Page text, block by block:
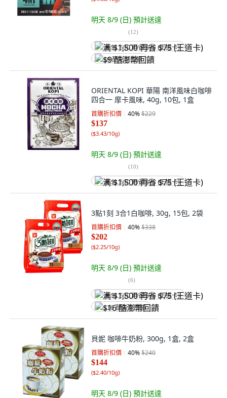
明天 8/9 (日) 預計送達
(12)
满 $1,500 再省 $75 (王道卡)
$9 酷澎幣回饋
ORIENTAL KOPI 華陽 南洋風味白咖啡
四合一 摩卡風味, 40g, 10包, 1盒
首購折扣價 40%$229
$137
($3.43/10g)
明天 8/9 (日) 預計送達
(10)
满 $1,500 再省 $75 (王道卡)
3點1刻 3合1白咖啡, 30g, 15包, 2袋
首購折扣價 40%$338
$202
($2.25/10g)
明天 8/9 (日) 預計送達
(6)
满 $1,500 再省 $75 (王道卡)
$16 酷澎幣回饋
貝妮 咖啡牛奶粉, 300g, 1盒, 2盒
首購折扣價 40%$240
$144
($2.40/10g)
明天 8/9 (日) 預計送達